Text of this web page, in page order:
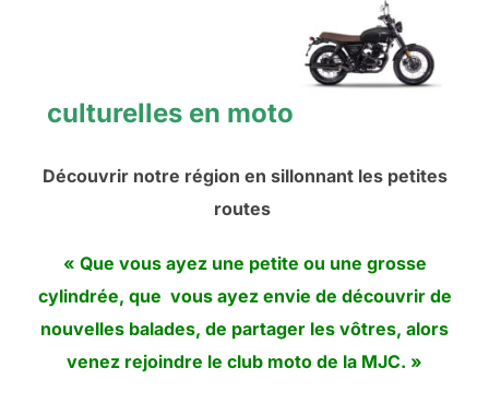
culturelles en moto
Découvrir notre région en sillonnant les petites
routes
« Que vous ayez une petite ou une grosse
cylindrée, que vous ayez envie de découvrir de
nouvelles balades, de partager les vôtres, alors
venez rejoindre le club moto de la MJC. »